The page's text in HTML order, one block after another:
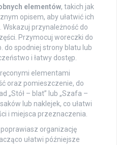
elementów, takich jak
opisem, aby ułatwić ich
Wskazuj przynależność do
Przymocuj woreczki do
do spodniej strony blatu lub
i łatwy dostęp.
elementami
oraz pomieszczenie, do
„Stół – blat” lub „Szafa –
lub naklejek, co ułatwi
i miejsca przeznaczenia.
organizację
ułatwi późniejsze